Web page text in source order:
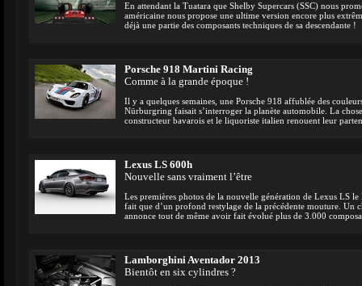
En attendant la Tuatara que Shelby Supercars (SSC) nous
américaine nous propose une ultime version encore plus
déjà une partie des composants techniques de sa descendante !
Porsche 918 Martini Racing
Comme à la grande époque !
Il y a quelques semaines, une Porsche 918 affublée des
Nürburgring faisait s’interroger la planète automobile. La
constructeur bavarois et le liquoriste italien renouent leur
Lexus LS 600h
Nouvelle sans vraiment l’être
Les premières photos de la nouvelle génération de Lexus LS le
fait que d’un profond restylage de la précédente mouture. Un
annonce tout de même avoir fait évolué plus de 3.000
Lamborghini Aventador 2013
Bientôt en six cylindres ?